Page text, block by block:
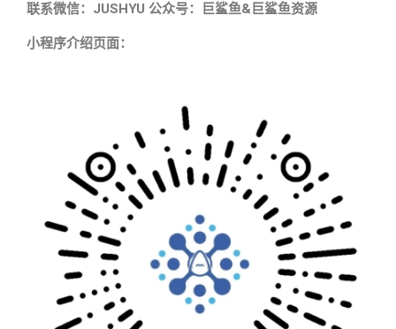
联系微信：JUSHYU 公众号：巨鲨鱼&巨鲨鱼资源
小程序介绍页面：